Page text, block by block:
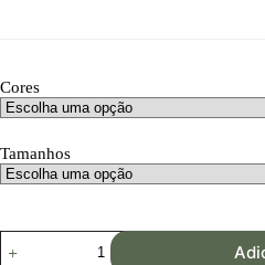
Cores
Tamanhos